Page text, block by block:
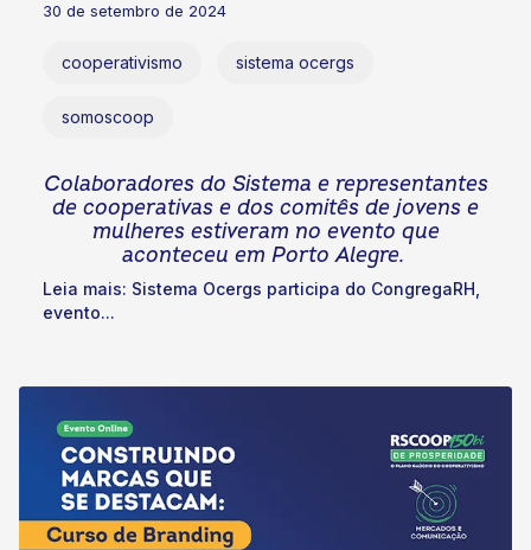
30 de setembro de 2024
cooperativismo sistema ocergs
somoscoop
Colaboradores do Sistema e representantes
de cooperativas e dos comitês de jovens e
mulheres estiveram no evento que
aconteceu em Porto Alegre.
Leia mais: Sistema Ocergs participa do CongregaRH,
evento...